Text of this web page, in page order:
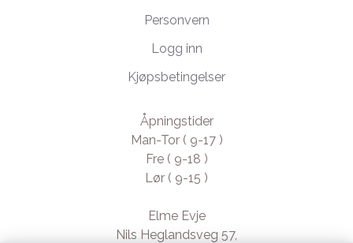
Personvern
Logg inn
Kjøpsbetingelser
Åpningstider
Man-Tor ( 9-17 )
Fre ( 9-18 )
Lør ( 9-15 )
Elme Evje
Nils Heglandsveg 57,